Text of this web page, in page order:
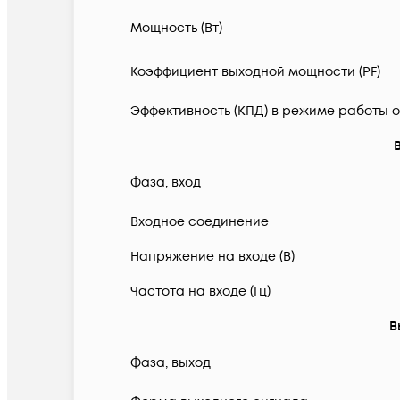
Мощность (Вт)
Коэффициент выходной мощности (PF)
Эффективность (КПД) в режиме работы
Фаза, вход
Входное соединение
Напряжение на входе (В)
Частота на входе (Гц)
Фаза, выход